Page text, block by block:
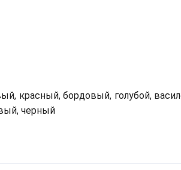
бордовый, голубой,
черный